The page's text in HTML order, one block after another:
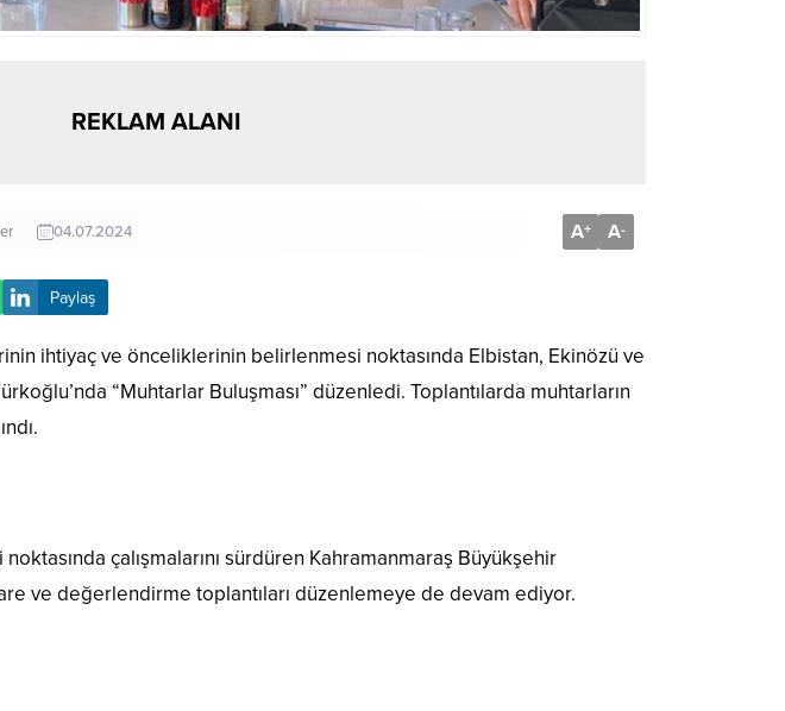
REKLAM ALANI
04.07.2024 A+ A-
Paylaş
ihtiyaç ve önceliklerinin belirlenmesi noktasında Elbistan, Ekinözü ve
“Muhtarlar Buluşması” düzenledi. Toplantılarda muhtarların
çalışmalarını sürdüren Kahramanmaraş Büyükşehir
ve değerlendirme toplantıları düzenlemeye de devam ediyor.